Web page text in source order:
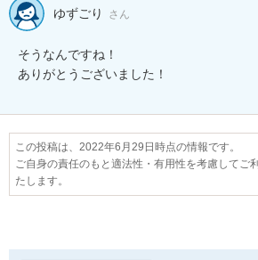
ゆずごり さん
そうなんですね！
ありがとうございました！
この投稿は、2022年6月29日時点の情報です。
ご自身の責任のもと適法性・有用性を考慮してご
たします。